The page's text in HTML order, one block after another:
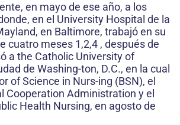
en mayo de ese año, a los
en el University Hospital de la
en Baltimore, trabajó en su
cuatro meses 1,2,4 , después de
a the Catholic University of
de Washing-ton, D.C., en la cual
of Science in Nurs-ing (BSN), el
Cooperation Administration y el
Health Nursing, en agosto de